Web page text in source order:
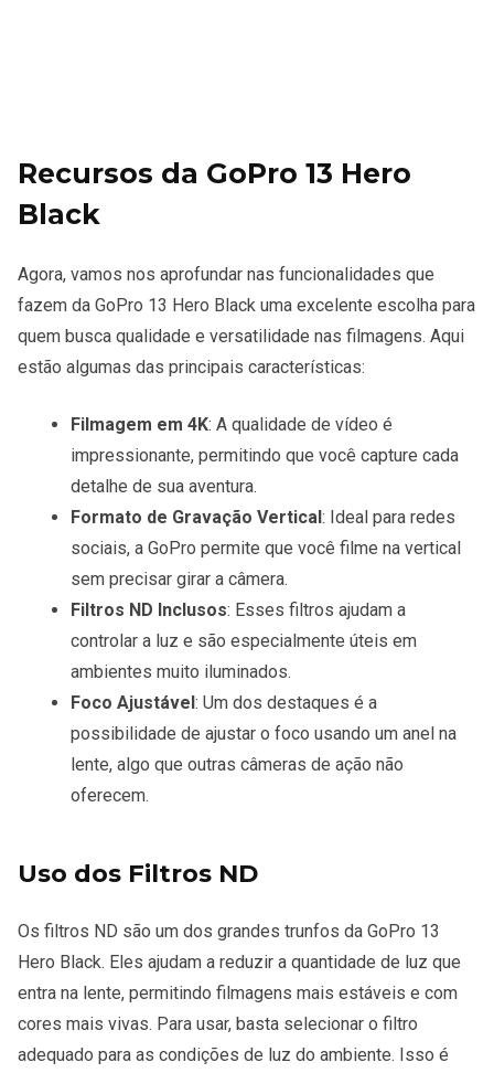
Recursos da GoPro 13 Hero
Black
Agora, vamos nos aprofundar nas funcionalidades que
fazem da GoPro 13 Hero Black uma excelente escolha para
quem busca qualidade e versatilidade nas filmagens. Aqui
estão algumas das principais características:
Filmagem em 4K: A qualidade de vídeo é
impressionante, permitindo que você capture cada
detalhe de sua aventura.
Formato de Gravação Vertical: Ideal para redes
sociais, a GoPro permite que você filme na vertical
sem precisar girar a câmera.
Filtros ND Inclusos: Esses filtros ajudam a
controlar a luz e são especialmente úteis em
ambientes muito iluminados.
Foco Ajustável: Um dos destaques é a
possibilidade de ajustar o foco usando um anel na
lente, algo que outras câmeras de ação não
oferecem.
Uso dos Filtros ND
Os filtros ND são um dos grandes trunfos da GoPro 13
Hero Black. Eles ajudam a reduzir a quantidade de luz que
entra na lente, permitindo filmagens mais estáveis e com
cores mais vivas. Para usar, basta selecionar o filtro
adequado para as condições de luz do ambiente. Isso é